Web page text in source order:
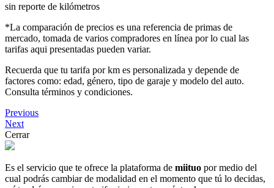
sin reporte de kilómetros
*La comparación de precios es una referencia de primas de
mercado, tomada de varios compradores en línea por lo cual las
tarifas aqui presentadas pueden variar.
Recuerda que tu tarifa por km es personalizada y depende de
factores como: edad, género, tipo de garaje y modelo del auto.
Consulta términos y condiciones.
Previous
Next
Cerrar
Es el servicio que te ofrece la plataforma de miituo por medio del
cual podrás cambiar de modalidad en el momento que tú lo decidas,